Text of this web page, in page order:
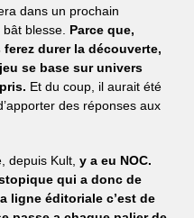
dans un prochain
blesse. Parce que,
durer la découverte,
se base sur univers
Et du coup, il aurait été
des réponses aux
depuis Kult, y a eu NOC.
qui a donc de
ligne éditoriale c’est de